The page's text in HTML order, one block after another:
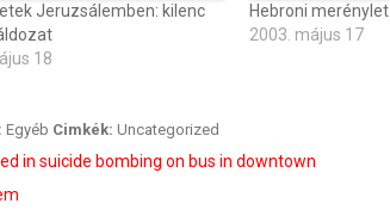
Jeruzsálemben: kilenc
18
Hebroni merénylet.
2003. május 17
Egyéb Cimkék: Uncategorized
in suicide bombing on bus in downtown